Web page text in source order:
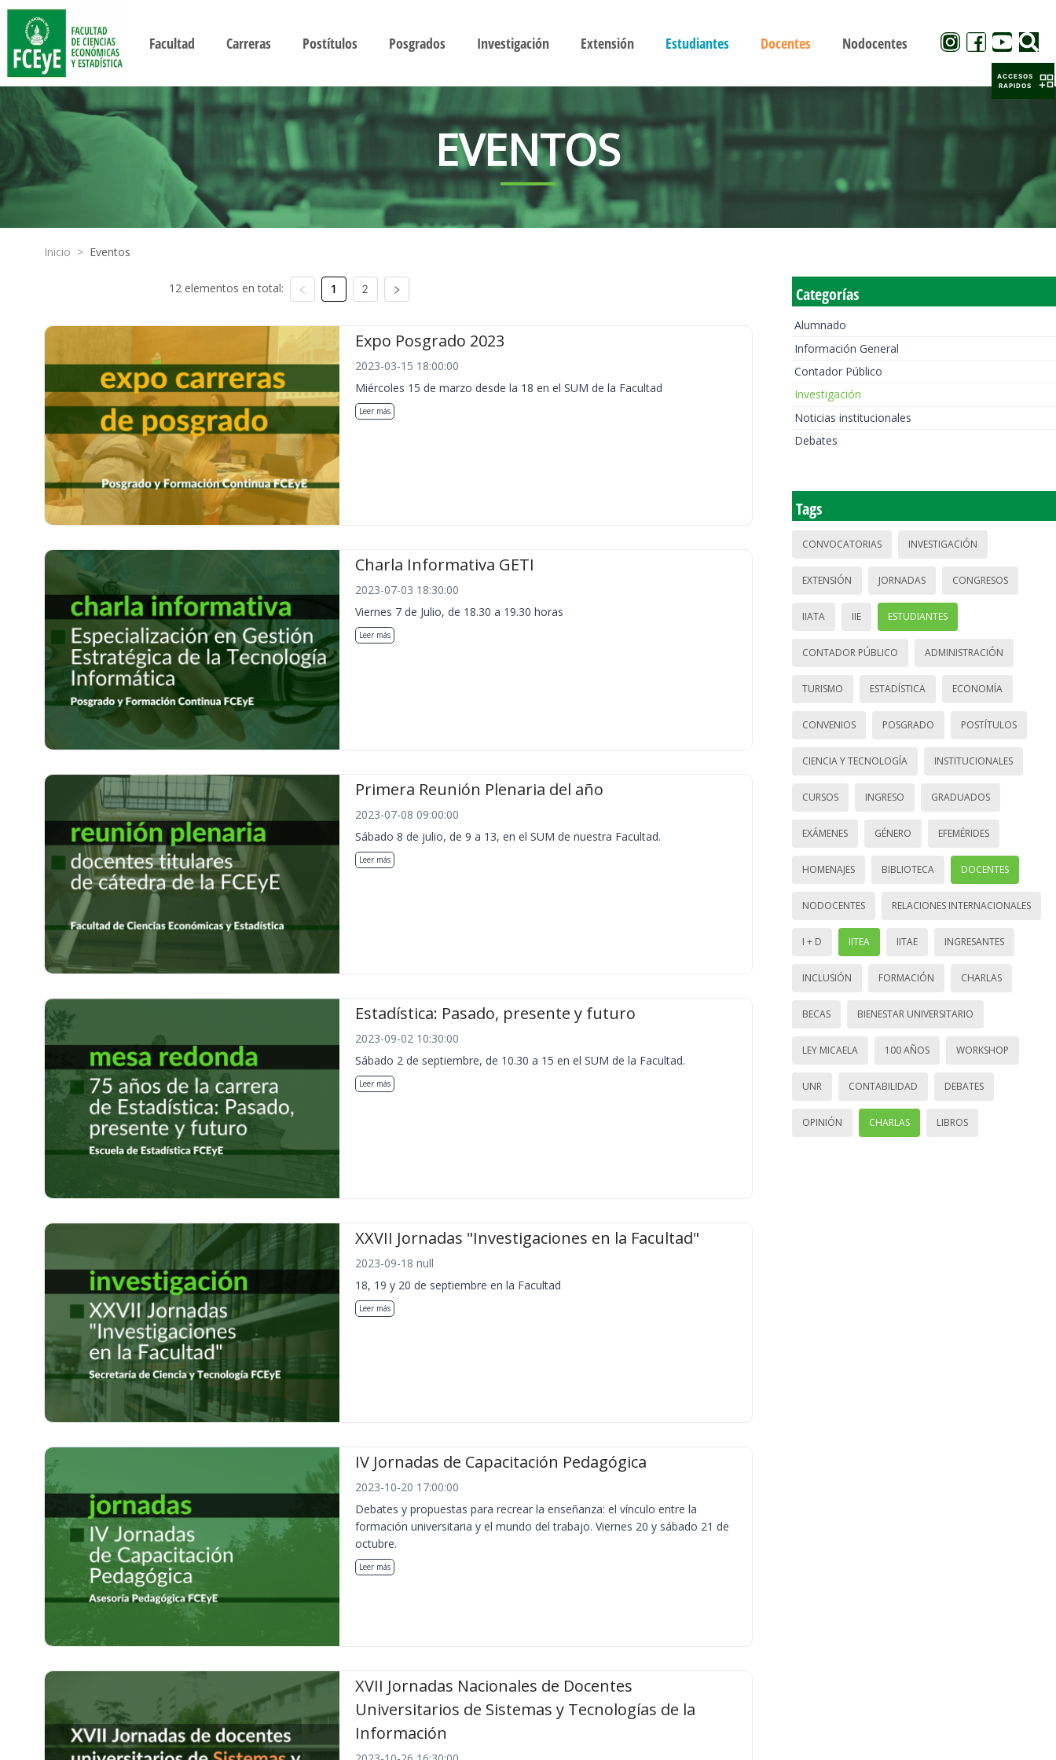
Facultad Carreras Postítulos Posgrados Investigación Extensión Estudiantes Docentes Nodocentes
EVENTOS
Inicio > Eventos
12 elementos en total: 1 2
Expo Posgrado 2023
2023-03-15 18:00:00
Miércoles 15 de marzo desde la 18 en el SUM de la Facultad
Leer más
Charla Informativa GETI
2023-07-03 18:30:00
Viernes 7 de Julio, de 18.30 a 19.30 horas
Leer más
Primera Reunión Plenaria del año
2023-07-08 09:00:00
Sábado 8 de julio, de 9 a 13, en el SUM de nuestra Facultad.
Leer más
Estadística: Pasado, presente y futuro
2023-09-02 10:30:00
Sábado 2 de septiembre, de 10.30 a 15 en el SUM de la Facultad.
Leer más
XXVII Jornadas "Investigaciones en la Facultad"
2023-09-18 null
18, 19 y 20 de septiembre en la Facultad
Leer más
IV Jornadas de Capacitación Pedagógica
2023-10-20 17:00:00
Debates y propuestas para recrear la enseñanza: el vínculo entre la
formación universitaria y el mundo del trabajo. Viernes 20 y sábado 21 de
octubre.
Leer más
XVII Jornadas Nacionales de Docentes
Universitarios de Sistemas y Tecnologías de la
Información
Categorías
Alumnado
Información General
Contador Público
Investigación
Noticias institucionales
Debates
Tags
CONVOCATORIAS INVESTIGACIÓN
EXTENSIÓN JORNADAS CONGRESOS
IIATA IIE ESTUDIANTES
CONTADOR PÚBLICO ADMINISTRACIÓN
TURISMO ESTADÍSTICA ECONOMÍA
CONVENIOS POSGRADO POSTÍTULOS
CIENCIA Y TECNOLOGÍA INSTITUCIONALES
CURSOS INGRESO GRADUADOS
EXÁMENES GÉNERO EFEMÉRIDES
HOMENAJES BIBLIOTECA DOCENTES
NODOCENTES RELACIONES INTERNACIONALES
I + D IITEA IITAE INGRESANTES
INCLUSIÓN FORMACIÓN CHARLAS
BECAS BIENESTAR UNIVERSITARIO
LEY MICAELA 100 AÑOS WORKSHOP
UNR CONTABILIDAD DEBATES
OPINIÓN CHARLAS LIBROS
ACCESOS
RAPIDOS